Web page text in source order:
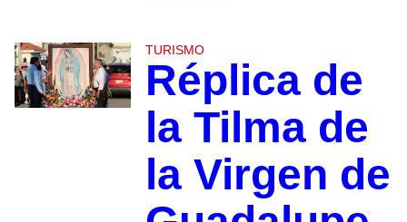
TURISMO
Réplica de
la Tilma de
la Virgen de